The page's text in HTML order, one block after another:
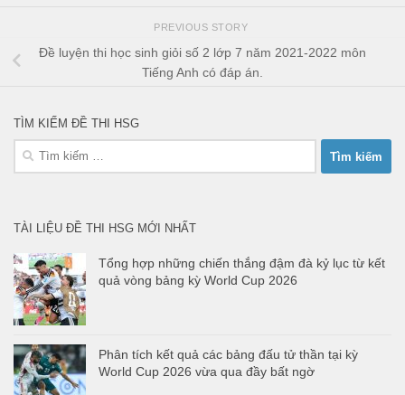
PREVIOUS STORY
Đề luyện thi học sinh giỏi số 2 lớp 7 năm 2021-2022 môn
Tiếng Anh có đáp án.
TÌM KIẾM ĐỀ THI HSG
Tìm
TÀI LIỆU ĐỀ THI HSG MỚI NHẤT
Tổng hợp những chiến thắng đậm đà kỷ lục từ kết
quả vòng bảng kỳ World Cup 2026
Phân tích kết quả các bảng đấu tử thần tại kỳ
World Cup 2026 vừa qua đầy bất ngờ